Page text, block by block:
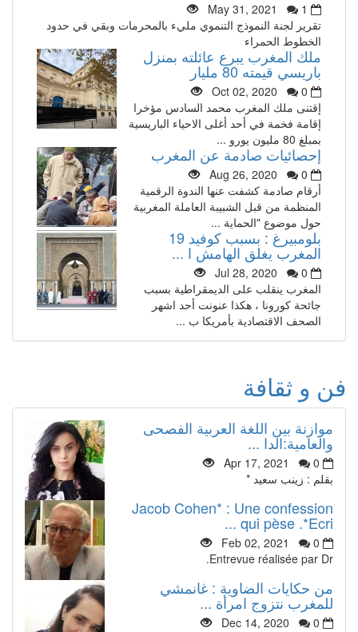
May 31, 2021
1
تقرير لجنة النموذج التنموي مليء بالمحرمات وبقي في حدود
الخطوط الحمراء
ملك المغرب يبرع عائلته بمنزل
باريسي قيمته 80 مليار
Oct 02, 2020
0
إقتنى ملك المغرب محمد السادس مؤخرا
إقامة فخمة في أحد أغلى الاحياء الباريسية
بمبلغ 80 مليون يورو ...
إحصائيات صادمة عن المغرب
Aug 26, 2020
0
أرقام صادمة كشفت عنها الندوة الرقمية
المنظمة من قبل الشبيبة العاملة المغربية
حول موضوع "الحماية ...
بلومبيرغ : بسبب كوفيد 19
المغرب يغلق الهامش ا ...
Jul 28, 2020
0
المغرب ينقلب على الديمقراطية بسبب
جائحة كورونا ، هكذا عنونت أحد اشهر
الصحف الاقتصادية بأمريكا ب ...
فن و ثقافة
موازنة بين اللغة العربية الفصحى
والعامية:الدا ...
Apr 17, 2021
0
بقلم : زينب سعيد *
Jacob Cohen* : Une confession
qui pèse .*Ecri ...
Feb 02, 2021
0
Entrevue réalisée par Dr.
من حكايات الضاوية : غانمشي
للمغرب نتزوج امرأة ...
Dec 14, 2020
0